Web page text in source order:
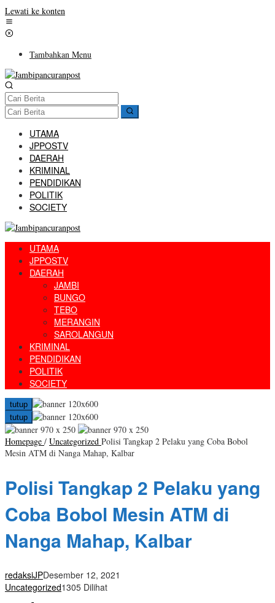
Lewati ke konten
Tambahkan Menu
UTAMA
JPPOSTV
DAERAH
KRIMINAL
PENDIDIKAN
POLITIK
SOCIETY
UTAMA
JPPOSTV
DAERAH
JAMBI
BUNGO
TEBO
MERANGIN
SAROLANGUN
KRIMINAL
PENDIDIKAN
POLITIK
SOCIETY
tutup
tutup
Homepage / Uncategorized Polisi Tangkap 2 Pelaku yang Coba Bobol
Mesin ATM di Nanga Mahap, Kalbar
Polisi Tangkap 2 Pelaku yang
Coba Bobol Mesin ATM di
Nanga Mahap, Kalbar
redaksiJPDesember 12, 2021
Uncategorized1305 Dilihat